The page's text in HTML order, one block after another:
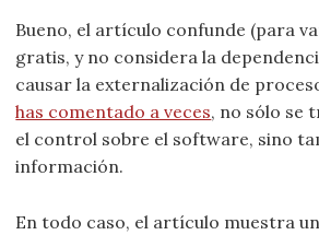
Bueno, el artículo confunde (para
gratis, y no considera la
causar la externalización de
has comentado a veces, no sólo se
el control sobre el software, sino
información.
En todo caso, el artículo muestra